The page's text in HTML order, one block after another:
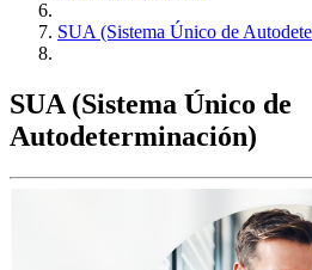
SUA (Sistema Único de
SUA (Sistema Único de
Autodeterminación)